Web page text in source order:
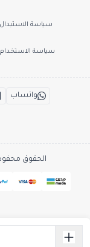
سياسة الاستبدال
سياسة
واتساب
الحقوق محفوظة |